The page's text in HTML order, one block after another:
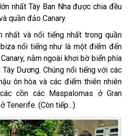
nhất Tây Ban Nha được chia đều
quần đảo Canary.
nhất và nổi tiếng nhất trong quần
nổi tiếng như là một điểm đến
nằm ngoài khơi bờ biển phía
Dương. Chúng nổi tiếng với các
ôn hòa và các điểm thiên nhiên
cồn các Maspalomas ở Gran
Tenerife. (Còn tiếp...)